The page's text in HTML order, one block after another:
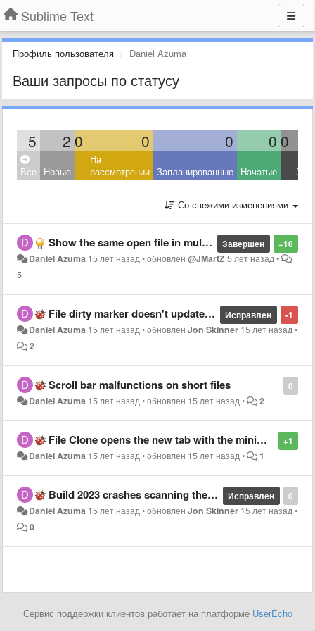
Sublime Text
Профиль пользователя Daniel Azuma
Ваши запросы по статусу
5 2 0 0 0 0 0
Все Новые
На
рассмотрении Запланированные Начатые
Со свежими изменениями
+10
Завершен
Show the same open file in multiple panes
Daniel Azuma 15 лет назад•обновлен@JMartZ 5 лет назад•
5
-1
Исправлен
File dirty marker doesn't update on save when buffer has multiple views
Daniel Azuma 15 лет назад•обновленJon Skinner 15 лет назад•
2
0
Scroll bar malfunctions on short files
Daniel Azuma 15 лет назад•обновлен 15 лет назад• 2
+1
File Clone opens the new tab with the minimap open even when minimap is set to hidden
Daniel Azuma 15 лет назад•обновлен 15 лет назад• 1
0
Исправлен
Build 2023 crashes scanning the same file in multiple panes
Daniel Azuma 15 лет назад•обновленJon Skinner 15 лет назад•
0
Сервис поддержки клиентов работает на платформе UserEcho